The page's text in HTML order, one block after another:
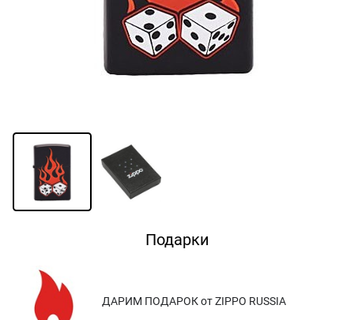
Подарки
ДАРИМ ПОДАРОК от ZIPPO RUSSIA